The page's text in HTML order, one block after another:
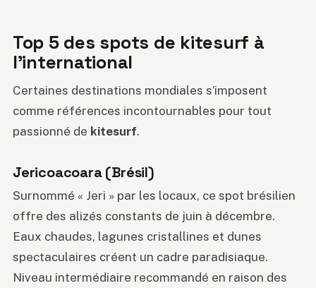
Top 5 des spots de kitesurf à
l’international
Certaines destinations mondiales s’imposent
comme références incontournables pour tout
passionné de kitesurf.
Jericoacoara (Brésil)
Surnommé « Jeri » par les locaux, ce spot brésilien
offre des alizés constants de juin à décembre.
Eaux chaudes, lagunes cristallines et dunes
spectaculaires créent un cadre paradisiaque.
Niveau intermédiaire recommandé en raison des